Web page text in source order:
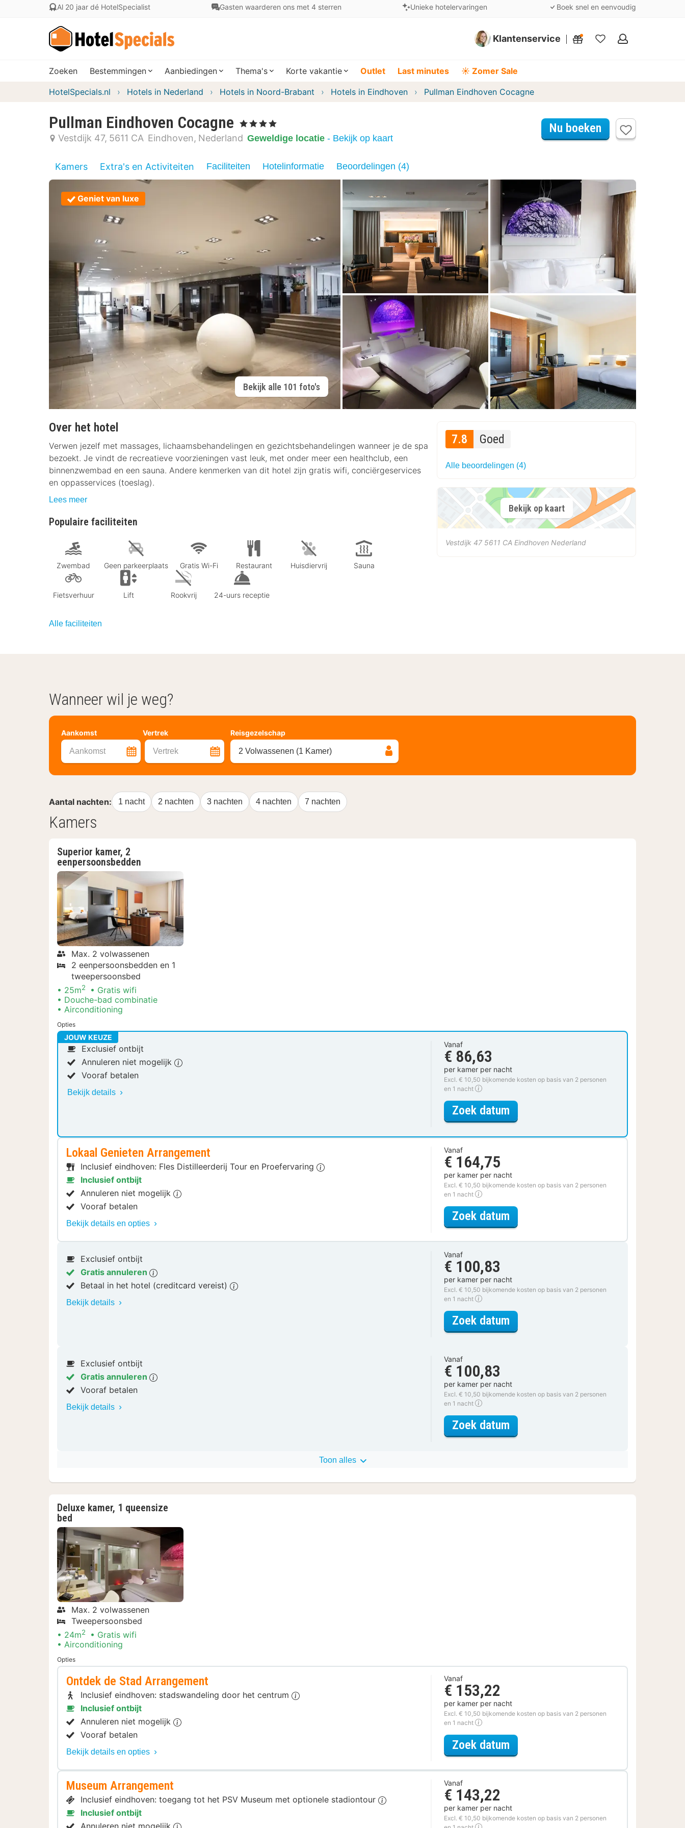
Al 20 jaar dé HotelSpecialist Gasten waarderen ons met 4 sterren Unieke hotelervaringen Boek snel en eenvoudig
Klantenservice
Mijn
Zoeken Bestemmingen Aanbiedingen Thema's Korte vakantie Outlet Last minutes ☀️ Zomer Sale
HotelSpecials.nl Hotels in Nederland Hotels in Noord-Brabant Hotels in Eindhoven Pullman Eindhoven Cocagne
Pullman Eindhoven Cocagne , 4 Sterren
Vestdijk 47 5611 CA Eindhoven Nederland Geweldige locatie - Bekijk op kaart
Nu boeken
Kamers Extra's en Activiteiten Faciliteiten Hotelinformatie Beoordelingen (4)
Geniet van luxe
Bekijk alle 101 foto's
Over het hotel
Verwen jezelf met massages, lichaamsbehandelingen en gezichtsbehandelingen wanneer je de spa
bezoekt. Je vindt de recreatieve voorzieningen vast leuk, met onder meer een healthclub, een
binnenzwembad en een sauna. Andere kenmerken van dit hotel zijn gratis wifi, conciërgeservices
en oppasservices (toeslag).
Lees meer
Populaire faciliteiten
Zwembad Geen parkeerplaats Gratis Wi-Fi Restaurant Huisdiervrij Sauna
Fietsverhuur Lift Rookvrij 24-uurs receptie
Alle faciliteiten
7.8 Goed
Alle beoordelingen (4)
Bekijk op kaart
Vestdijk 47 5611 CA Eindhoven Nederland
Wanneer wil je weg?
Aankomst Vertrek
Aankomst Vertrek
Reisgezelschap
2 Volwassenen (1 Kamer)
Aantal nachten: 1 nacht 2 nachten 3 nachten 4 nachten 7 nachten
Kamers
Superior kamer, 2
eenpersoonsbedden
Max. 2 volwassenen
2 eenpersoonsbedden en 1
tweepersoonsbed
25m2
Gratis wifi
Douche-bad combinatie
Airconditioning
Opties
JOUW KEUZE
Exclusief ontbijt
Annuleren niet mogelijk
Vooraf betalen
Bekijk details
Vanaf
€ 86,63
per kamer per nacht
Excl. € 10,50 bijkomende kosten op basis van 2 personen
en 1 nacht
Zoek datumvoor Superior kamer, 2
Lokaal Genieten Arrangement
Inclusief eindhoven: Fles Distilleerderij Tour en Proefervaring
Inclusief ontbijt
Annuleren niet mogelijk
Vooraf betalen
Bekijk details en opties
Vanaf
€ 164,75
per kamer per nacht
Excl. € 10,50 bijkomende kosten op basis van 2 personen
en 1 nacht
Zoek datum
Exclusief ontbijt
Gratis annuleren
Betaal in het hotel (creditcard vereist)
Bekijk details
Vanaf
€ 100,83
per kamer per nacht
Excl. € 10,50 bijkomende kosten op basis van 2 personen
en 1 nacht
Zoek datum
Exclusief ontbijt
Gratis annuleren
Vooraf betalen
Bekijk details
Vanaf
€ 100,83
per kamer per nacht
Excl. € 10,50 bijkomende kosten op basis van 2 personen
en 1 nacht
Zoek datum
Toon alles
Deluxe kamer, 1 queensize
bed
Max. 2 volwassenen
Tweepersoonsbed
24m2
Gratis wifi
Airconditioning
Opties
Ontdek de Stad Arrangement
Inclusief eindhoven: stadswandeling door het centrum
Inclusief ontbijt
Annuleren niet mogelijk
Vooraf betalen
Bekijk details en opties
Vanaf
€ 153,22
per kamer per nacht
Excl. € 10,50 bijkomende kosten op basis van 2 personen
en 1 nacht
Zoek datum
Museum Arrangement
Inclusief eindhoven: toegang tot het PSV Museum met optionele stadiontour
Inclusief ontbijt
Vanaf
€ 143,22
per kamer per nacht
Excl. € 10,50 bijkomende kosten op basis van 2 personen